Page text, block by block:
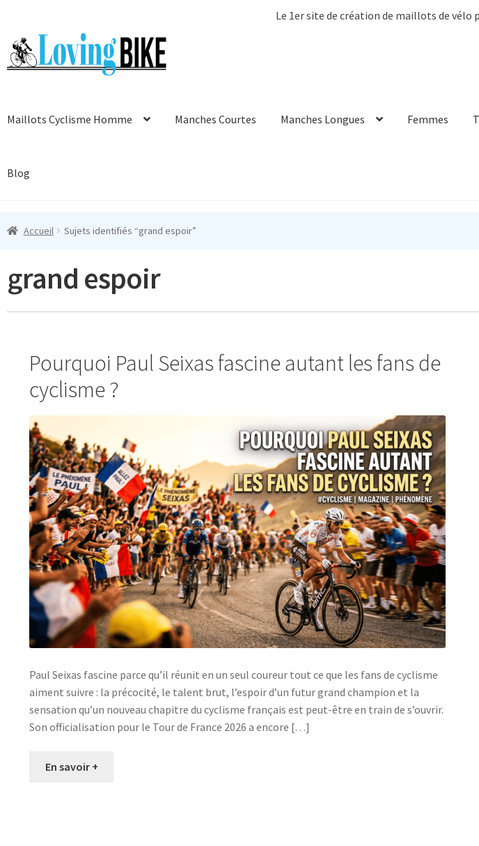
Le 1er site de création de maillots de vélo
Aller
à
la
Aller
au
contenu
Maillots Cyclisme Homme Manches Courtes Manches Longues Femmes
Blog
Accueil Sujets identifiés “grand espoir”
grand espoir
Pourquoi Paul Seixas fascine autant les fans de
cyclisme ?
Paul Seixas fascine parce qu’il réunit en un seul coureur tout ce que les fans de cyclisme
aiment suivre : la précocité, le talent brut, l’espoir d’un futur grand champion et la
sensation qu’un nouveau chapitre du cyclisme français est peut-être en train de s’ouvrir.
Son officialisation pour le Tour de France 2026 a encore […]
En savoir +